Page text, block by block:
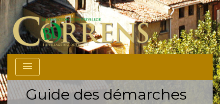
menu
Guide des démarches